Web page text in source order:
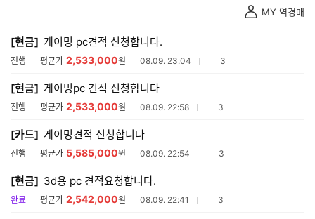
견
적
스
트
MY 역경매
[현금] 게이밍 pc견적 신청합니다.
진행 평균가 2,533,000원 08.09. 23:04 참여업체수
3
[현금] 게이밍pc 견적 신청합니다
진행 평균가 2,533,000원 08.09. 22:58 참여업체수
3
[카드] 게이밍견적 신청합니다
진행 평균가 5,585,000원 08.09. 22:54 참여업체수
3
[현금] 3d용 pc 견적요청합니다.
완료 평균가 2,542,000원 08.09. 22:41 참여업체수
3